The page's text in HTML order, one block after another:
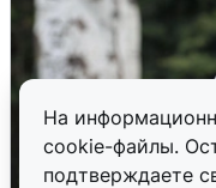
На
cookie-файлы.
подтверждаете